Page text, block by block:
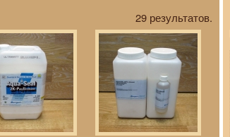
29 результатов.